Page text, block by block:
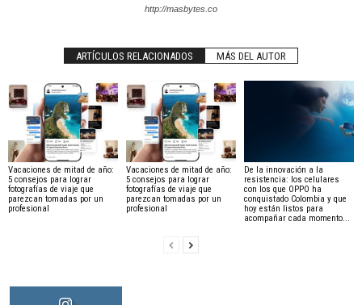
http://masbytes.co
ARTÍCULOS RELACIONADOS MÁS DEL AUTOR
Vacaciones de mitad de año:
5 consejos para lograr
fotografías de viaje que
parezcan tomadas por un
profesional
Vacaciones de mitad de año:
5 consejos para lograr
fotografías de viaje que
parezcan tomadas por un
profesional
De la innovación a la
resistencia: los celulares
con los que OPPO ha
conquistado Colombia y que
hoy están listos para
acompañar cada momento...